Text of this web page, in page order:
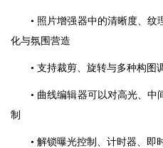
• 照片增强器中的清晰度、
化与氛围营造
• 支持裁剪、旋转与多种构图
• 曲线编辑器可以对高光、
制
• 解锁曝光控制、计时器、即